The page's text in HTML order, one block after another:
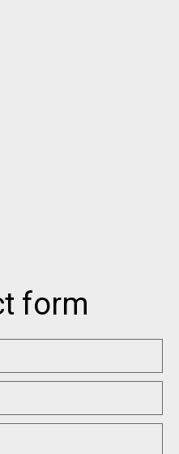
form